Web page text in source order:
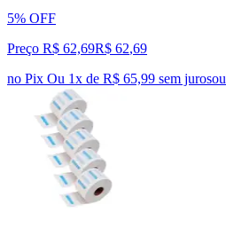
5% OFF
Preço R$ 62,69R$ 62,69
no Pix Ou 1x de R$ 65,99 sem jurosou